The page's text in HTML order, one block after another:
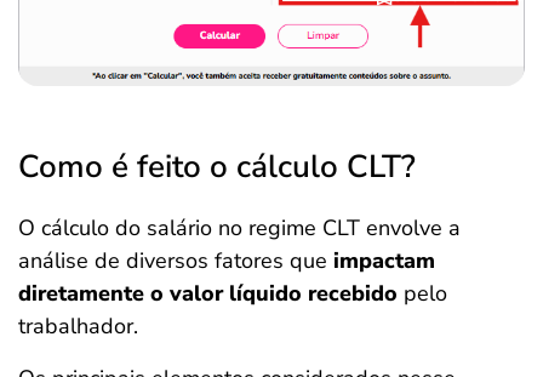
Como é feito o cálculo CLT?
O cálculo do salário no regime CLT envolve a
análise de diversos fatores que impactam
diretamente o valor líquido recebido pelo
trabalhador.